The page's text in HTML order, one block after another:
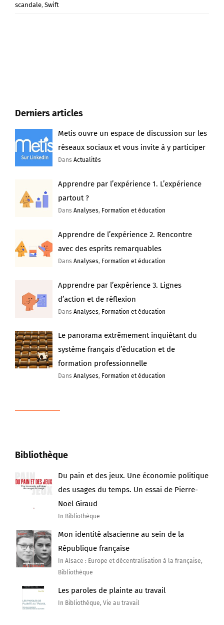
scandale, Swift
Derniers articles
Metis ouvre un espace de discussion sur les
réseaux sociaux et vous invite à y participer
DansActualités
Apprendre par l’expérience 1. L’expérience
partout ?
DansAnalyses, Formation et éducation
Apprendre de l’expérience 2. Rencontre
avec des esprits remarquables
DansAnalyses, Formation et éducation
Apprendre par l’expérience 3. Lignes
d’action et de réflexion
DansAnalyses, Formation et éducation
Le panorama extrêmement inquiétant du
système français d’éducation et de
formation professionnelle
DansAnalyses, Formation et éducation
Bibliothèque
Du pain et des jeux. Une économie politique
des usages du temps. Un essai de Pierre-
Noël Giraud
In Bibliothèque
Mon identité alsacienne au sein de la
République française
In Alsace : Europe et décentralisation à la française,
Bibliothèque
Les paroles de plainte au travail
In Bibliothèque, Vie au travail